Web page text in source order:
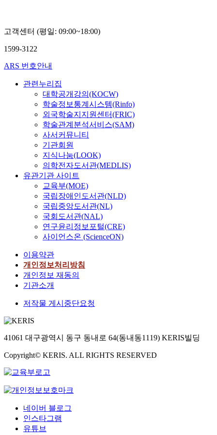
고객센터 (평일: 09:00~18:00)
1599-3122
ARS 번호안내
관련누리집
대학공개강의(KOCW)
학술정보통계시스템(Rinfo)
외국학술지지원센터(FRIC)
학술관계분석서비스(SAM)
사서커뮤니티
기관회원
지식나눔(LOOK)
의학전자도서관(MEDLIS)
유관기관 사이트
교육부(MOE)
국립장애인도서관(NLD)
국립중앙도서관(NL)
국회도서관(NAL)
연구윤리정보포털(CRE)
사이언스온 (ScienceON)
이용약관
개인정보처리방침
개인정보 재동의
기관소개
저작물 게시중단요청
41061 대구광역시 동구 동내로 64(동내동1119) KERIS빌딩
Copyright© KERIS. ALL RIGHTS RESERVED
네이버 블로그
인스타그램
유튜브